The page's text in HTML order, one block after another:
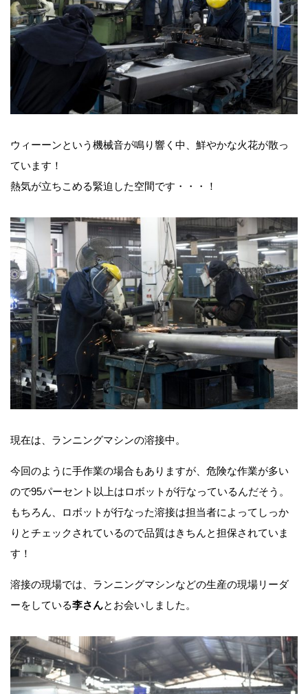
ウィーーンという機械音が鳴り響く中、鮮やかな火花が散っ
ています！
熱気が立ちこめる緊迫した空間です・・・！
現在は、ランニングマシンの溶接中。
今回のように手作業の場合もありますが、危険な作業が多い
ので95パーセント以上はロボットが行なっているんだそう。
もちろん、ロボットが行なった溶接は担当者によってしっか
りとチェックされているので品質はきちんと担保されていま
す！
溶接の現場では、ランニングマシンなどの生産の現場リーダ
ーをしている李さんとお会いしました。